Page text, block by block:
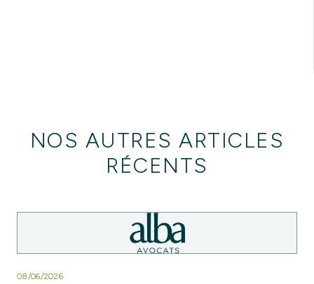
NOS AUTRES ARTICLES
RÉCENTS
08/06/2026